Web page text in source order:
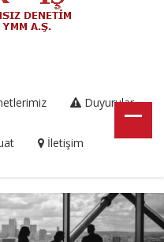
Duyurular
İletişim